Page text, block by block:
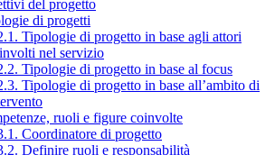
del progetto
di progetti
Tipologie di progetto in base agli attori
nel servizio
Tipologie di progetto in base al focus
Tipologie di progetto in base all’ambito di
ruoli e figure coinvolte
Coordinatore di progetto
Definire ruoli e responsabilità